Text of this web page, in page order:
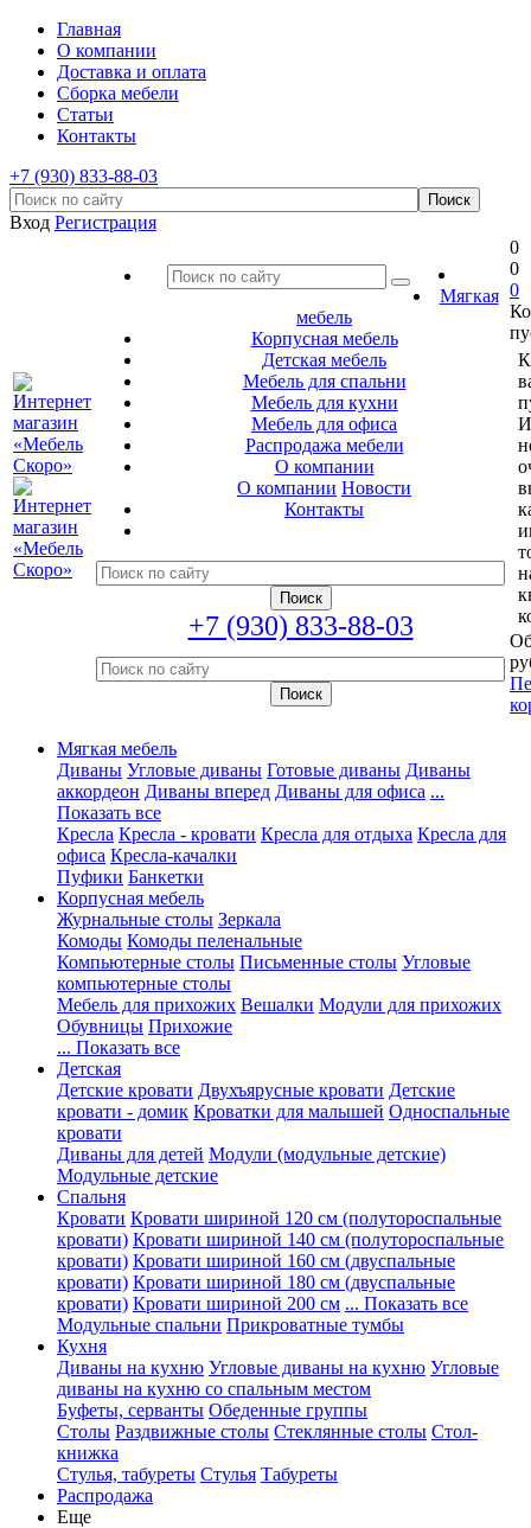
Главная
О компании
Доставка и оплата
Сборка мебели
Статьи
Контакты
+7 (930) 833-88-03
Вход Регистрация
Мягкая
мебель
Корпусная мебель
Детская мебель
Мебель для спальни
Мебель для кухни
Мебель для офиса
Распродажа мебели
О компании
О компании Новости
Контакты
+7 (930) 833-88-03
0
0
0
Мягкая мебель
Диваны Угловые диваны Готовые диваны Диваны
аккордеон Диваны вперед Диваны для офиса ...
Показать все
Кресла Кресла - кровати Кресла для отдыха Кресла для
офиса Кресла-качалки
Пуфики Банкетки
Корпусная мебель
Журнальные столы Зеркала
Комоды Комоды пеленальные
Компьютерные столы Письменные столы Угловые
компьютерные столы
Мебель для прихожих Вешалки Модули для прихожих
Обувницы Прихожие
... Показать все
Детская
Детские кровати Двухъярусные кровати Детские
кровати - домик Кроватки для малышей Односпальные
кровати
Диваны для детей Модули (модульные детские)
Модульные детские
Спальня
Кровати Кровати шириной 120 см (полутороспальные
кровати) Кровати шириной 140 см (полутороспальные
кровати) Кровати шириной 160 см (двуспальные
кровати) Кровати шириной 180 см (двуспальные
кровати) Кровати шириной 200 см ... Показать все
Модульные спальни Прикроватные тумбы
Кухня
Диваны на кухню Угловые диваны на кухню Угловые
диваны на кухню со спальным местом
Буфеты, серванты Обеденные группы
Столы Раздвижные столы Стеклянные столы Стол-
книжка
Стулья, табуреты Стулья Табуреты
Распродажа
Еще